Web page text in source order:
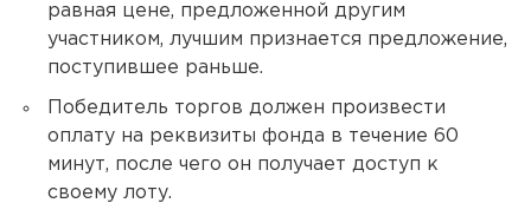
равная цене, предложенной другим
участником, лучшим признается предложение,
поступившее раньше.
Победитель торгов должен произвести
оплату на реквизиты фонда в течение 60
минут, после чего он получает доступ к
своему лоту.